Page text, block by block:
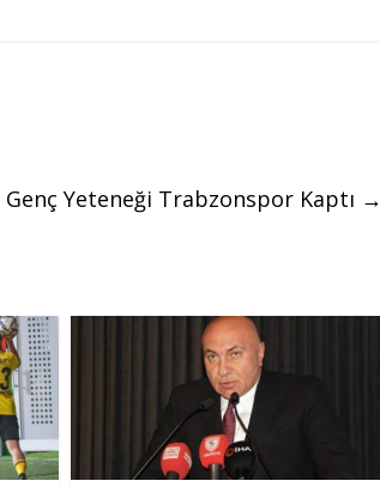
Genç Yeteneği Trabzonspor Kaptı →